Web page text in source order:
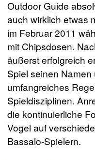
Outdoor Guide
auch wirklich etwas
im Februar 2011
mit Chipsdosen.
äußerst erfolgreich
Spiel seinen
umfangreiches
Spieldisziplinen.
die kontinuierliche
Vogel auf
Bassalo-Spielern.